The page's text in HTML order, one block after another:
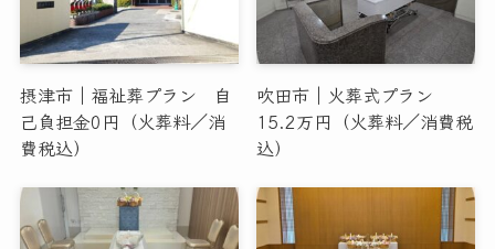
摂津市｜福祉葬プラン 自
己負担金0円（火葬料／消
費税込）
吹田市｜火葬式プラン
15.2万円（火葬料／消費税
込）